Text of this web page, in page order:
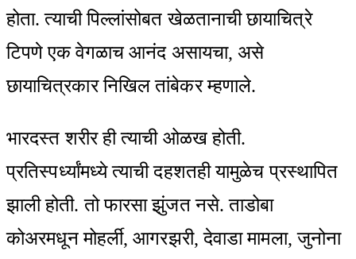
होता. त्याची पिल्लांसोबत खेळतानाची छायाचित्रे
टिपणे एक वेगळाच आनंद असायचा, असे
छायाचित्रकार निखिल तांबेकर म्हणाले.
भारदस्त शरीर ही त्याची ओळख होती.
प्रतिस्पर्ध्यांमध्ये त्याची दहशतही यामुळेच प्रस्थापित
झाली होती. तो फारसा झुंजत नसे. ताडोबा
कोअरमधून मोहर्ली, आगरझरी, देवाडा मामला, जुनोना